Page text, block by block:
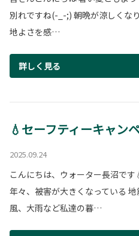
別れですね(-_-;) 朝晩が涼しくな
地よさを感…
詳しく見る
💧セーフティーキャン
2025.09.24
こんにちは、ウォーター長沼です
年々、被害が大きくなっている
風、大雨など私達の暮…